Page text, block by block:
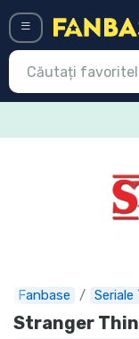
Fanbase Seriale
Stranger
Expres
Precomenzi